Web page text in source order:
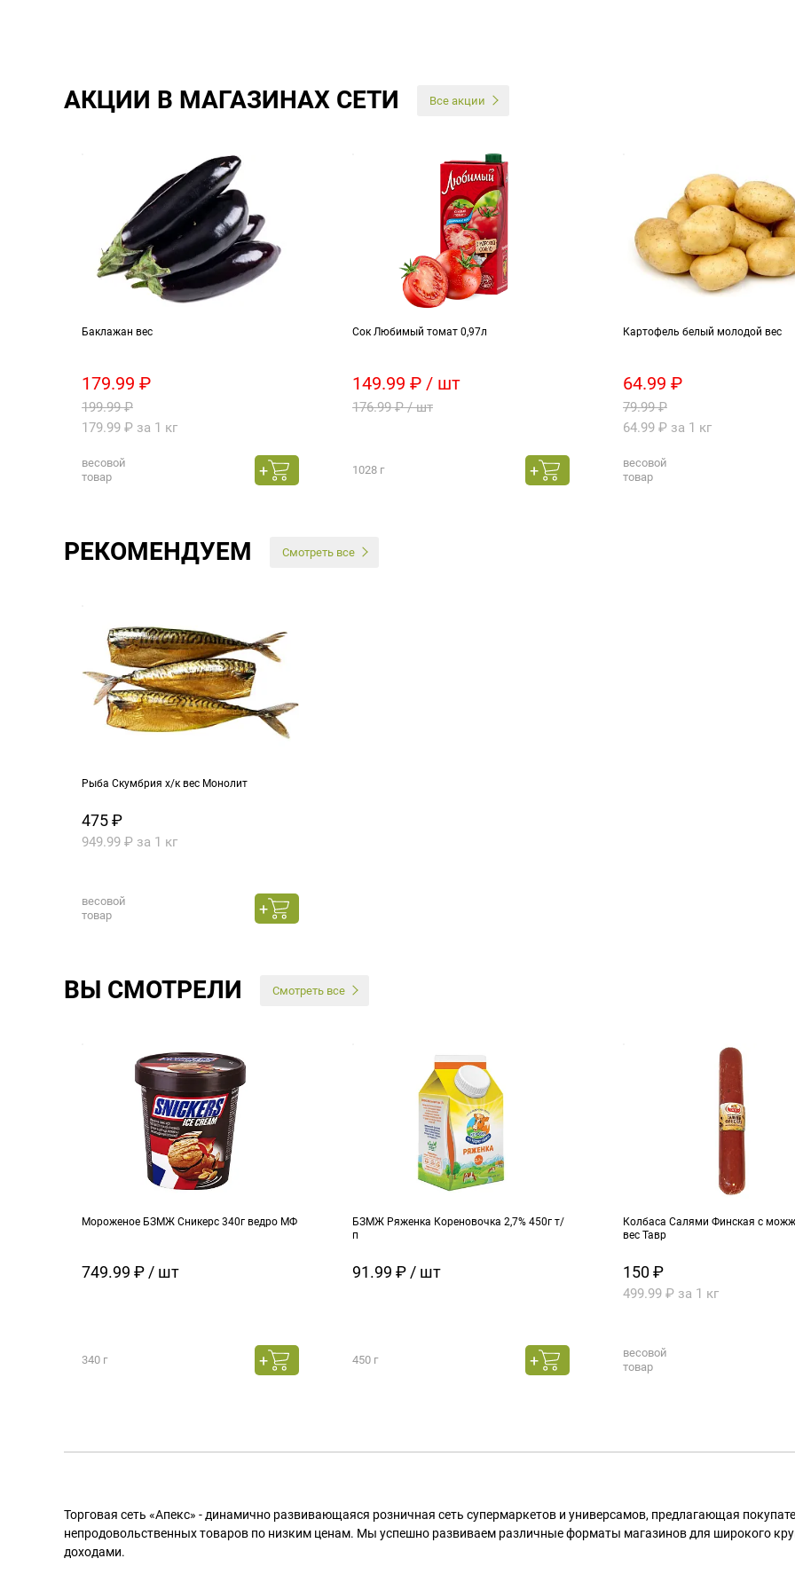
АКЦИИ В МАГАЗИНАХ СЕТИ Все акции
Баклажан вес
179.99 ₽
199.99 ₽
179.99 ₽ за 1 кг
весовой
товар
Сок Любимый томат 0,97л
149.99 ₽ / шт
176.99 ₽ / шт
1028 г
Картофель белый молодой вес
64.99 ₽
79.99 ₽
64.99 ₽ за 1 кг
весовой
товар
РЕКОМЕНДУЕМ Смотреть все
Рыба Скумбрия х/к вес Монолит
475 ₽
949.99 ₽ за 1 кг
весовой
товар
ВЫ СМОТРЕЛИ Смотреть все
Мороженое БЗМЖ Сникерс 340г ведро МФ
749.99 ₽ / шт
340 г
БЗМЖ Ряженка Кореновочка 2,7% 450г т/
п
91.99 ₽ / шт
450 г
Колбаса Салями Финская с
вес Тавр
150 ₽
499.99 ₽ за 1 кг
весовой
товар
Торговая сеть «Апекс» - динамично развивающаяся розничная сеть супермаркетов и универсамов, предлагающая
непродовольственных товаров по низким ценам. Мы успешно развиваем различные форматы магазинов для широкого
доходами.